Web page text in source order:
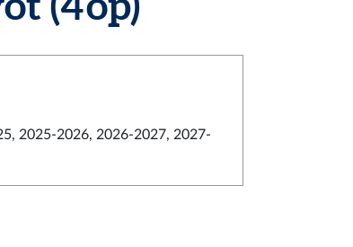
2025-2026, 2026-2027, 2027-